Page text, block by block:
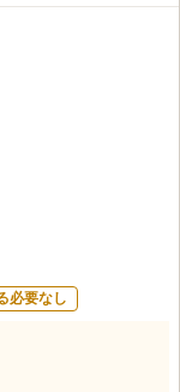
必要なし